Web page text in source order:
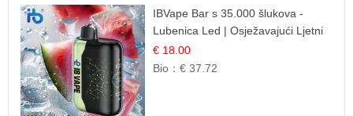
IBVape Bar s 35.000 šlukova -
Lubenica Led | Osježavajući Ljetni
Okus
€ 18.00
Bio：€ 37.72